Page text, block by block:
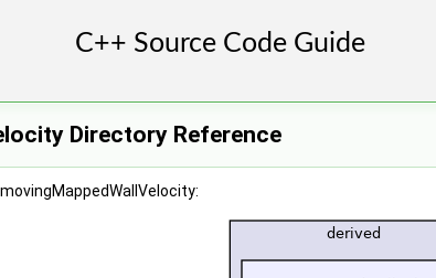
Directory Reference